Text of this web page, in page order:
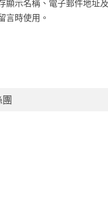
顯示名稱、電子郵件地址
言時使用。